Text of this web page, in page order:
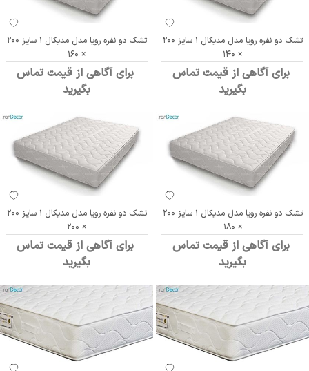
تشک دو نفره رویا مدل مدیکال 1 سایز 200
× 140
برای آگاهی از قیمت تماس
بگیرید
تشک دو نفره رویا مدل مدیکال 1 سایز 200
× 160
برای آگاهی از قیمت تماس
بگیرید
تشک دو نفره رویا مدل مدیکال 1 سایز 200
× 180
برای آگاهی از قیمت تماس
بگیرید
تشک دو نفره رویا مدل مدیکال 1 سایز 200
× 200
برای آگاهی از قیمت تماس
بگیرید